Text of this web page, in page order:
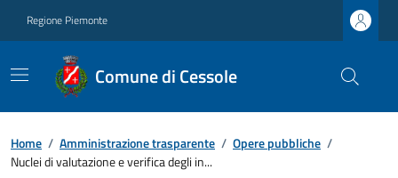
Regione Piemonte
Comune di Cessole
Home / Amministrazione trasparente / Opere pubbliche /
Nuclei di valutazione e verifica degli in...